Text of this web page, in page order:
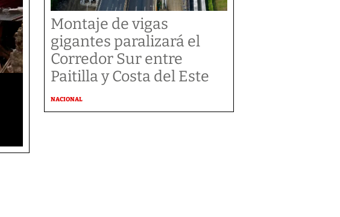
Montaje de vigas
gigantes paralizará el
Corredor Sur entre
Paitilla y Costa del Este
NACIONAL